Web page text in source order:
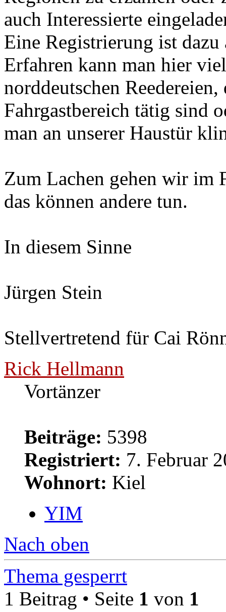
auch Interessierte
Eine Registrierung ist
Erfahren kann man hier
norddeutschen
Fahrgastbereich tätig sind
man an unserer Haustür
Zum Lachen gehen wir im
das können andere tun.
In diesem Sinne
Jürgen Stein
Stellvertretend für Cai
Rick Hellmann
Vortänzer
Beiträge: 5398
Registriert: 7. Februar
Wohnort: Kiel
YIM
Nach oben
Thema gesperrt
1 Beitrag • Seite 1 von 1